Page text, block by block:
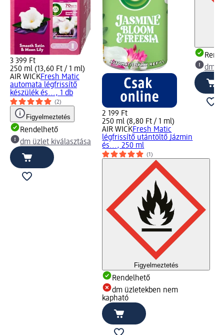
3 399 Ft
250 ml (13,60 Ft / 1 ml)
AIR WICKFresh Matic
automata légfrissítő
készülék és..., 1 db
(2)
Figyelmeztetés
Rendelhető
dm üzlet kiválasztása
2 199 Ft
250 ml (8,80 Ft / 1 ml)
AIR WICKFresh Matic
légfrissítő utántöltő Jázmin
és..., 250 ml
(1)
Figyelmeztetés
Rendelhető
dm üzletekben nem
kapható
dm